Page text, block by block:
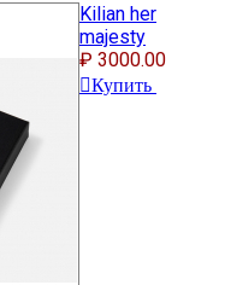
Kilian her
majesty
₽ 3000.00
Купить